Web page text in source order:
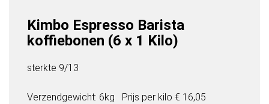
Kimbo Espresso Barista
koffiebonen (6 x 1 Kilo)
sterkte 9/13
Verzendgewicht: 6kg Prijs per kilo € 16,05